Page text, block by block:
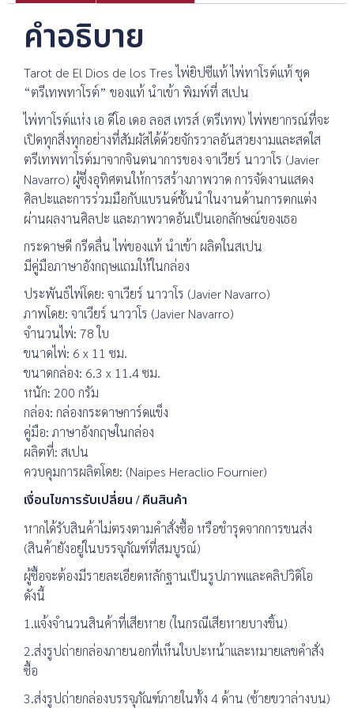
คำอธิบาย
Tarot de El Dios de los Tres ไพ่ยิปซีแท้ ไพ่ทาโรต์แท้ ชุด
“ตรีเทพทาโรต์” ของแท้ นำเข้า พิมพ์ที่ สเปน
ไพ่ทาโรต์แห่ง เอ ดีโอ เดอ ลอส เทรส์ (ตรีเทพ) ไพ่พยากรณ์ที่จะ
เปิดทุกสิ่งทุกอย่างที่สัมผัสได้ด้วยจักรวาลอันสวยงามและสดใส
ตรีเทพทาโรต์มาจากจินตนาการของ จาเวียร์ นาวาโร (Javier
Navarro) ผู้ซึ่งอุทิศตนให้การสร้างภาพวาด การจัดงานแสดง
ศิลปะและการร่วมมือกับแบรนด์ชั้นนำในงานด้านการตกแต่ง
ผ่านผลงานศิลปะ และภาพวาดอันเป็นเอกลักษณ์ของเธอ
กระดาษดี กรีดลื่น ไพ่ของแท้ นำเข้า ผลิตในสเปน
มีคู่มือภาษาอังกฤษแถมให้ในกล่อง
ประพันธ์ไพ่โดย: จาเวียร์ นาวาโร (Javier Navarro)
ภาพโดย: จาเวียร์ นาวาโร (Javier Navarro)
จำนวนไพ่: 78 ใบ
ขนาดไพ่: 6 x 11 ซม.
ขนาดกล่อง: 6.3 x 11.4 ซม.
หนัก: 200 กรัม
กล่อง: กล่องกระดาษการ์ดแข็ง
คู่มือ: ภาษาอังกฤษในกล่อง
ผลิตที่: สเปน
ควบคุมการผลิตโดย: (Naipes Heraclio Fournier)
เงื่อนไขการรับเปลี่ยน / คืนสินค้า
หากได้รับสินค้าไม่ตรงตามคำสั่งซื้อ หรือชำรุดจากการขนส่ง
(สินค้ายังอยู่ในบรรจุภัณฑ์ที่สมบูรณ์)
ผู้ซื้อจะต้องมีรายละเอียดหลักฐานเป็นรูปภาพและคลิปวิดิโอ
ดังนี้
1.แจ้งจำนวนสินค้าที่เสียหาย (ในกรณีเสียหายบางชิ้น)
2.ส่งรูปถ่ายกล่องภายนอกที่เห็นใบปะหน้าและหมายเลขคำสั่ง
ซื้อ
3.ส่งรูปถ่ายกล่องบรรจุภัณฑ์ภายในทั้ง 4 ด้าน (ซ้ายขวาล่างบน)